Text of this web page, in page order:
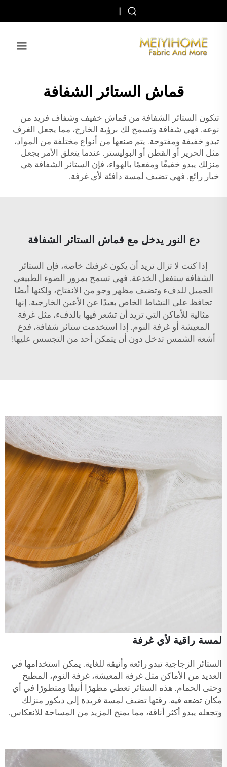
|
قماش الستائر الشفافة
تتكون الستائر الشفافة من قماش خفيف وشفاف فريد من
نوعه. فهي شفافة وتسمح لك برؤية الخارج، مما يجعل الغرف
تبدو خفيفة ومفتوحة. يتم صنعها من أنواع مختلفة من المواد،
مثل الحرير أو القطن أو البوليستر. عندما يتعلق الأمر بجعل
منزلك يبدو خفيفًا ومفعمًا بالهواء، فإن الستائر الشفافة هي
خيار رائع. فهي تضيف لمسة دافئة لأي غرفة.
دع النور يدخل مع قماش الستائر الشفافة
إذا كنت لا تزال تريد أن يكون غرفتك خاصة، فإن الستائر
الشفافة ستفعل الخدعة. فهي تسمح بمرور الضوء الطبيعي
الجميل للدفء وتضيف مظهر وجو من الانفتاح، ولكنها أيضًا
تحافظ على النشاط الخاص بعيدًا عن الأعين الخارجية. إنها
مثالية للأماكن التي تريد أن تشعر فيها بالدفء، مثل غرفة
المعيشة أو غرفة النوم. إذا استخدمت ستائر شفافة، فدع
أشعة الشمس تدخل دون أن يتمكن أحد من التجسس عليها!
لمسة راقية لأي غرفة
الستائر الزجاجية تبدو رائعة وأنيقة للغاية. يمكن استخدامها في
العديد من الأماكن مثل غرفة المعيشة، غرفة النوم، المطبخ
وحتى الحمام. هذه الستائر تعطي مظهرًا أنيقًا ومتطورًا في أي
مكان تضعه فيه. رقتها تضيف لمسة فريدة إلى ديكور منزلك
وتجعله يبدو أكثر أناقة، مما يمنح المزيد من المساحة للانعكاس.